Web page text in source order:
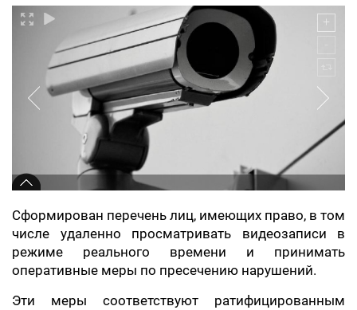
Сформирован перечень лиц, имеющих право, в том
числе удаленно просматривать видеозаписи в
режиме реального времени и принимать
оперативные меры по пресечению нарушений.
Эти меры соответствуют ратифицированным